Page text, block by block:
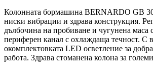
Колонната бормашина BERNARDO GB 30
ниски вибрации и здрава конструкция.
дълбочина на пробиване и чугунена маса
периферен канал с охлаждаща течност. С
окомплектовката LED осветление за
работа. Здрава стоманена колона за